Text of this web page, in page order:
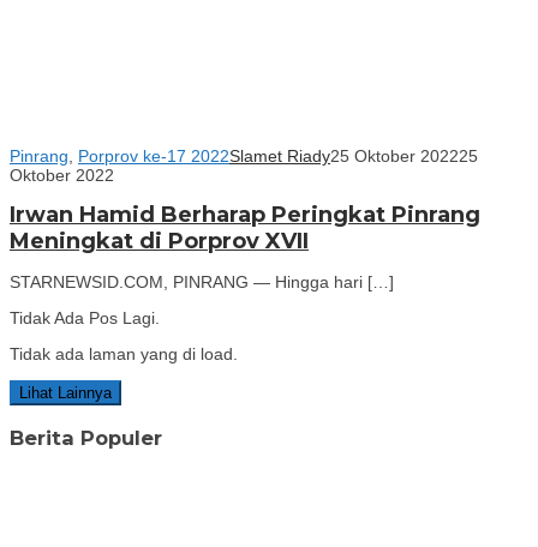
Pinrang Porprov ke-17 2022Slamet Riady25 Oktober 202225
Oktober 2022
Irwan Hamid Berharap Peringkat Pinrang
Meningkat di Porprov XVII
STARNEWSID.COM, PINRANG — Hingga hari […]
Tidak Ada Pos Lagi.
Tidak ada laman yang di load.
Lihat Lainnya
Berita Populer